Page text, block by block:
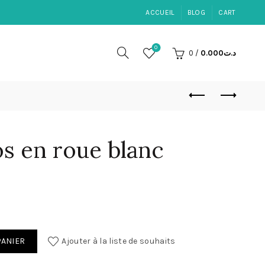
ACCUEIL BLOG CART
0
0 / د.ت0.000
en roue blanc
roue blanc
Ajouter à la liste de souhaits